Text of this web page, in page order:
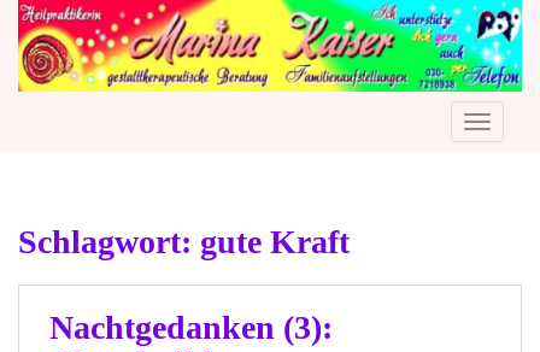
Schlagwort: gute Kraft
Nachtgedanken (3):